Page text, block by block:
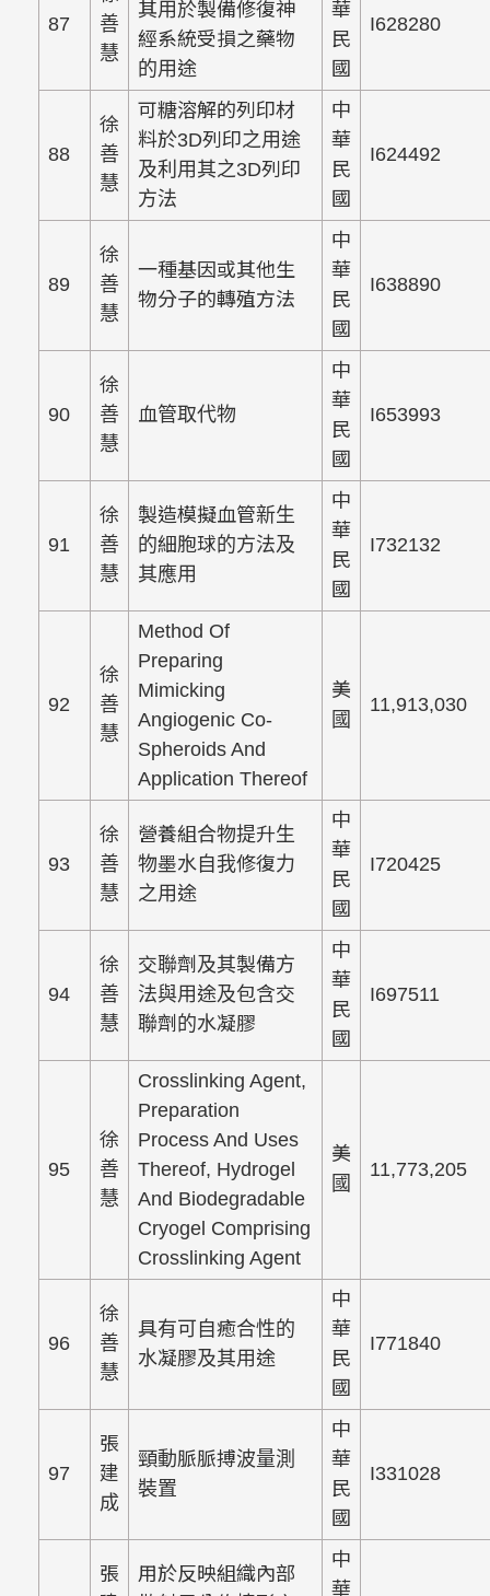
87
善
慧
其用於製備修復神
經系統受損之藥物
的用途
華
民
國
I628280
88
徐
善
慧
可糖溶解的列印材
料於3D列印之用途
及利用其之3D列印
方法
中
華
民
國
I624492
89
徐
善
慧
一種基因或其他生
物分子的轉殖方法
中
華
民
國
I638890
90
徐
善
慧
血管取代物
中
華
民
國
I653993
91
徐
善
慧
製造模擬血管新生
的細胞球的方法及
其應用
中
華
民
國
I732132
92
徐
善
慧
Method Of
Preparing
Mimicking
Angiogenic Co-
Spheroids And
Application Thereof
美
國
11,913,030
93
徐
善
慧
營養組合物提升生
物墨水自我修復力
之用途
中
華
民
國
I720425
94
徐
善
慧
交聯劑及其製備方
法與用途及包含交
聯劑的水凝膠
中
華
民
國
I697511
95
徐
善
慧
Crosslinking Agent,
Preparation
Process And Uses
Thereof, Hydrogel
And Biodegradable
Cryogel Comprising
Crosslinking Agent
美
國
11,773,205
96
徐
善
慧
具有可自癒合性的
水凝膠及其用途
中
華
民
國
I771840
97
張
建
成
頸動脈脈搏波量測
裝置
中
華
民
國
I331028
張
用於反映組織內部
中
華